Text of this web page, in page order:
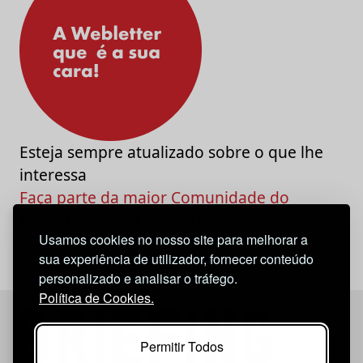
Usamos cookies no nosso site para melhorar a
sua experiência de utilizador, fornecer conteúdo
personalizado e analisar o tráfego.
Política de Cookies.
Permitir Todos
Esteja sempre atualizado sobre o que lhe
interessa
Faça parte da maior Comunidade do